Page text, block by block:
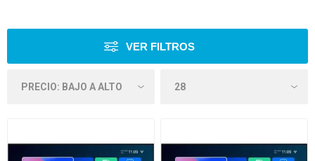
VER FILTROS